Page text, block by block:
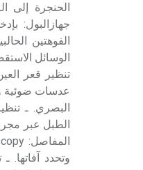
الحنجرة إلى
جهازالبول:
الفوهتين
الوسائل
عدسات ضوئية
الطبل عبر